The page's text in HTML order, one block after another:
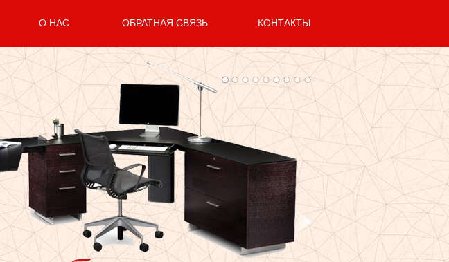
О НАС ОБРАТНАЯ СВЯЗЬ КОНТАКТЫ